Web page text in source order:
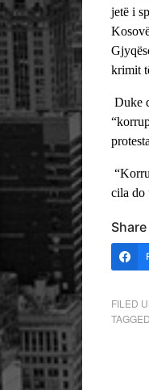
jetë i
krimit
Duke
cila do
FILED